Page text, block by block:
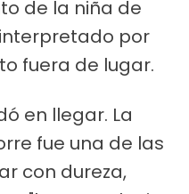
de la niña de
por
fuera de lugar.
en llegar. La
fue una de las
con dureza,